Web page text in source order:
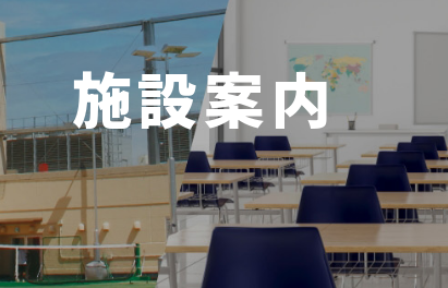
（相模原市緑区）
溝の口
（川崎市高津区）
久喜
（久喜市）
施設案内